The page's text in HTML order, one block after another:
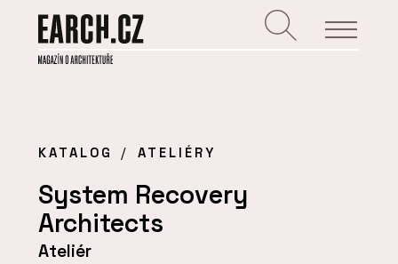
KATALOG ATELIÉRY
System Recovery
Architects
Ateliér